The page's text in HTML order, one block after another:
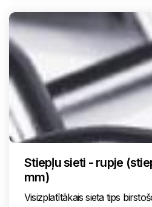
Stiepļu sieti - rupje
mm)
Visizplatītākais sieta tips